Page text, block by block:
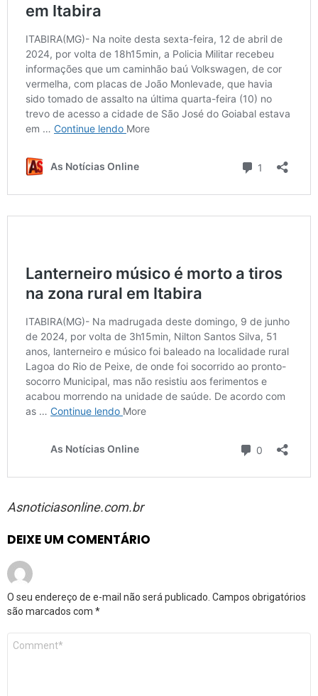
Asnoticiasonline.com.br
DEIXE UM COMENTÁRIO
O seu endereço de e-mail não será publicado. Campos obrigatórios
são marcados com *
Comentário